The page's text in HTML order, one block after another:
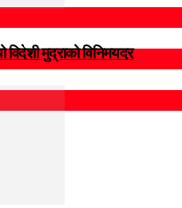
विदेशी मुद्राको विनिमयदर